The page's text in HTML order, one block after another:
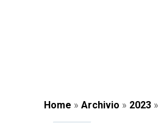
Home » Archivio » 2023 »